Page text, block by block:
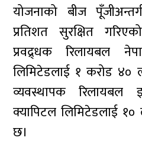
योजनाको बीज
प्रतिशत सुरक्षित
प्रवद्र्धक रिलायबल
लिमिटेडलाई १ करोड ४०
व्यवस्थापक रिलायबल
क्यापिटल लिमिटेडलाई
छ।